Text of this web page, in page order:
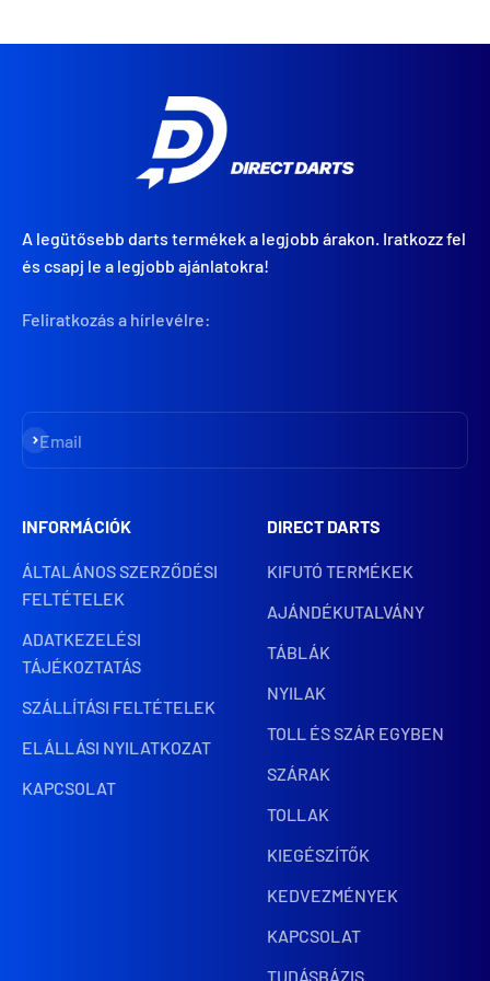
A legütősebb darts termékek a legjobb árakon. Iratkozz fel
és csapj le a legjobb ajánlatokra!
Feliratkozás a hírlevélre:
Email
Iratkozz fel
INFORMÁCIÓK
ÁLTALÁNOS SZERZŐDÉSI
FELTÉTELEK
ADATKEZELÉSI
TÁJÉKOZTATÁS
SZÁLLÍTÁSI FELTÉTELEK
ELÁLLÁSI NYILATKOZAT
KAPCSOLAT
DIRECT DARTS
KIFUTÓ TERMÉKEK
AJÁNDÉKUTALVÁNY
TÁBLÁK
NYILAK
TOLL ÉS SZÁR EGYBEN
SZÁRAK
TOLLAK
KIEGÉSZÍTŐK
KEDVEZMÉNYEK
KAPCSOLAT
TUDÁSBÁZIS